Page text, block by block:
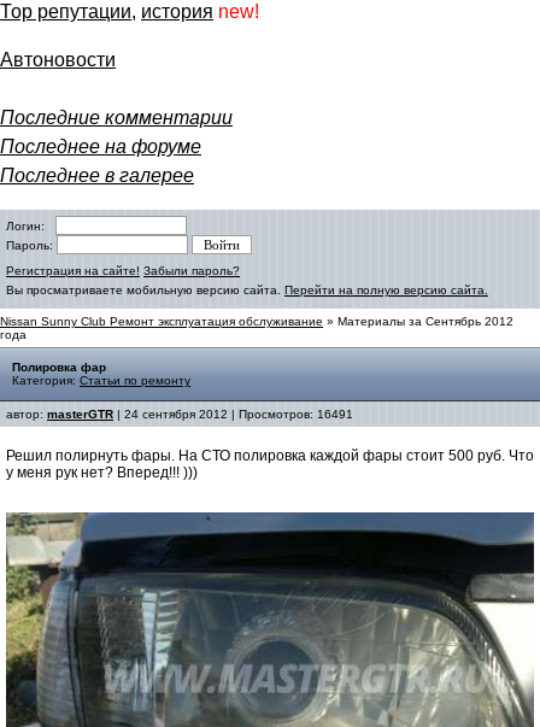
Тор репутации, история new!
Автоновости
Последние комментарии
Последнее на форуме
Последнее в галерее
Логин:
Пароль:
Регистрация на сайте! Забыли пароль?
Вы просматриваете мобильную версию сайта. Перейти на полную версию сайта.
Nissan Sunny Club Ремонт эксплуатация обслуживание » Материалы за Сентябрь 2012
года
Полировка фар
Категория: Статьи по ремонту
автор: masterGTR | 24 сентября 2012 | Просмотров: 16491
Решил полирнуть фары. На СТО полировка каждой фары стоит 500 руб. Что
у меня рук нет? Вперед!!! )))